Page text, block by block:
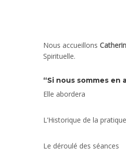
Nous accueillons
Spirituelle.
“Si nous sommes en
Elle abordera
L’Historique de la pratique
Le déroulé des séances